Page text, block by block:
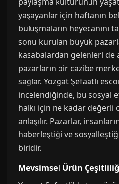
yaşayanlar için haftanın
buluşmaların heyecanını
sonu kurulan büyük
kasabalardan gelenleri de
pazarların bir cazibe
sağlar. Yozgat Şefaatli
incelendiğinde, bu sosyal
halkı için ne kadar değerli
anlaşılır. Pazarlar,
haberleştiği ve
biridir.
Mevsimsel Ürün